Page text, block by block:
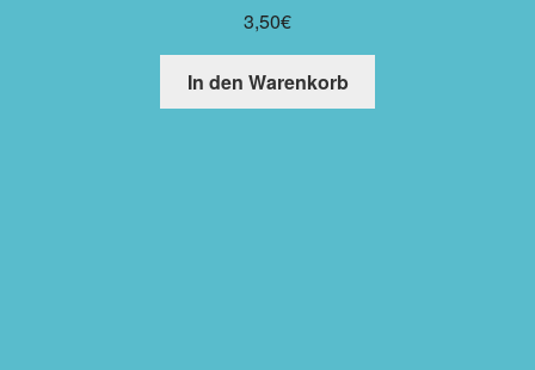
3,50€
In den Warenkorb